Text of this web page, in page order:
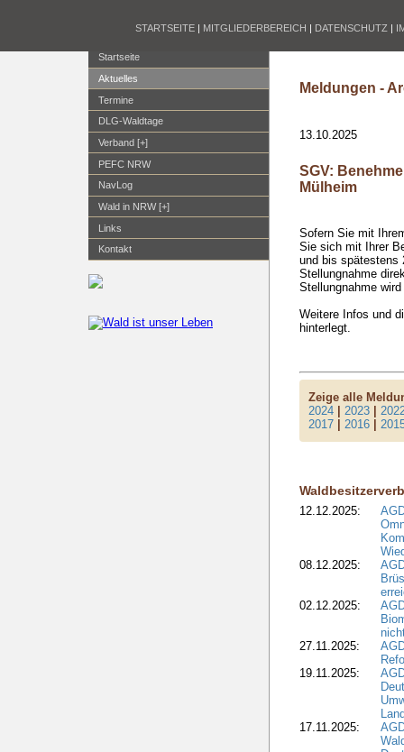
STARTSEITE | MITGLIEDERBEREICH | DATENSCHUTZ |
Startseite
Aktuelles
Termine
DLG-Waldtage
Verband [+]
PEFC NRW
NavLog
Wald in NRW [+]
Links
Kontakt
Meldungen -
13.10.2025
SGV:
Mülheim
Sofern Sie mit
Sie sich mit Ihrer
und bis spätestens
Stellungnahme
Stellungnahme
Weitere Infos und
hinterlegt.
Zeige alle
2024 |2023 |
2017 |2016 |
12.12.2025:
08.12.2025:
02.12.2025:
27.11.2025:
19.11.2025:
17.11.2025: